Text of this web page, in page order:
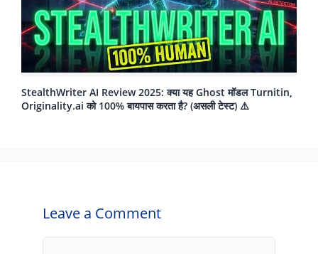
StealthWriter AI Review 2025: क्या यह Ghost मॉडल Turnitin,
Originality.ai को 100% बायपास करता है? (असली टेस्ट) ⚠️
Leave a Comment
Comment